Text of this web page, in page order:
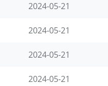
2024-05-21
2024-05-21
2024-05-21
2024-05-21